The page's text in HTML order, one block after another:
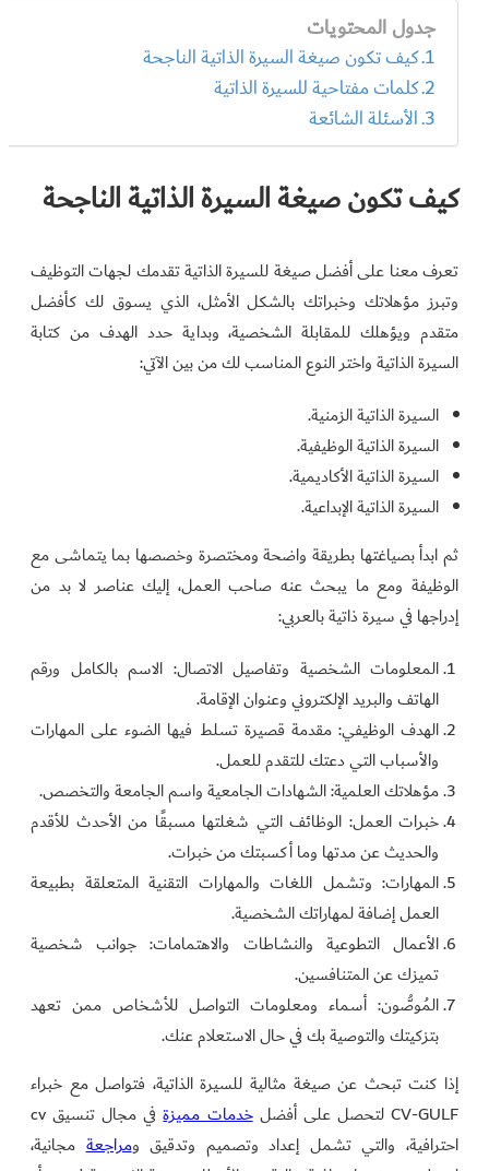
جدول المحتويات
كيف تكون صيغة السيرة الذاتية الناجحة
كلمات مفتاحية للسيرة الذاتية
الأسئلة الشائعة
كيف تكون صيغة السيرة الذاتية الناجحة
تعرف معنا على أفضل صيغة للسيرة الذاتية تقدمك لجهات التوظيف
وتبرز مؤهلاتك وخبراتك بالشكل الأمثل، الذي يسوق لك كأفضل
متقدم ويؤهلك للمقابلة الشخصية، وبداية حدد الهدف من كتابة
السيرة الذاتية واختر النوع المناسب لك من بين الآتي:
السيرة الذاتية الزمنية.
السيرة الذاتية الوظيفية.
السيرة الذاتية الأكاديمية.
السيرة الذاتية الإبداعية.
ثم ابدأ بصياغتها بطريقة واضحة ومختصرة وخصصها بما يتماشى مع
الوظيفة ومع ما يبحث عنه صاحب العمل، إليك عناصر لا بد من
إدراجها في سيرة ذاتية بالعربي:
المعلومات الشخصية وتفاصيل الاتصال: الاسم بالكامل ورقم
الهاتف والبريد الإلكتروني وعنوان الإقامة.
الهدف الوظيفي: مقدمة قصيرة تسلط فيها الضوء على المهارات
والأسباب التي دعتك للتقدم للعمل.
مؤهلاتك العلمية: الشهادات الجامعية واسم الجامعة والتخصص.
خبرات العمل: الوظائف التي شغلتها مسبقًا من الأحدث للأقدم
والحديث عن مدتها وما أكسبتك من خبرات.
المهارات: وتشمل اللغات والمهارات التقنية المتعلقة بطبيعة
العمل إضافة لمهاراتك الشخصية.
الأعمال التطوعية والنشاطات والاهتمامات: جوانب شخصية
تميزك عن المتنافسين.
المُوصُّون: أسماء ومعلومات التواصل للأشخاص ممن تعهد
بتزكيتك والتوصية بك في حال الاستعلام عنك.
إذا كنت تبحث عن صيغة مثالية للسيرة الذاتية، فتواصل مع خبراء
CV-GULF لتحصل على أفضل
خدمات مميزة
في مجال تنسيق cv
احترافية، والتي تشمل إعداد وتصميم وتدقيق ومراجعةمجانية،